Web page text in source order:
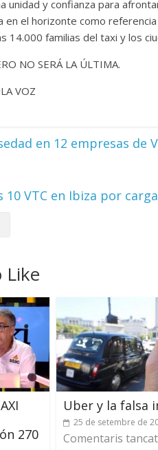
unidad y confianza para
en el horizonte como
14.000 familias del taxi y los
NO SERÁ LA ÚLTIMA.
VOZ
en 12 empresas de
10 VTC en Ibiza por
Like
270
Uber y la falsa
25 de setembre de
Comentaris